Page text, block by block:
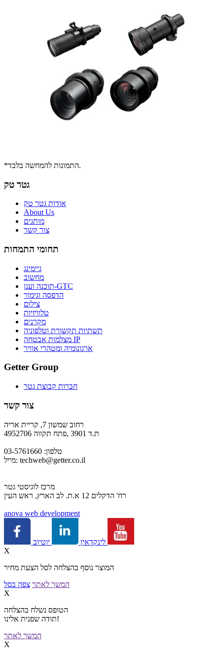
*התמונות להמחשה בלבד.
גטר טק
אודות גטר טק
About Us
מותגים
צור קשר
תחומי התמחות
גיימינג
מחשוב
תוכנה וענן-GTC
הדפסה וגימור
צילום
טלוויזיות
מקרנים
תשתיות תקשורת וטלפוניה
מצלמות אבטחה IP
ארגונומיה ומטהרי אוויר
Getter Group
חברות קבוצת גטר
צור קשר
רחוב שמשון 7, קריית אריה
ת.ד 3901 ,פתח תקווה 4952706
טלפון: 03-5761660
מייל: techweb@getter.co.il
מרכז לוגיסטי גטר
רח' הדקלים 12 א.ת. לב הארץ, ראש העין
anova web development
לינקדאין
X
המוצר נוסף בהצלחה לסל הצעת מחיר
המשך לאתר צפה בסל
X
הטופס נשלח בהצלחה
תודה שפנית אלינו!
המשך לאתר
X